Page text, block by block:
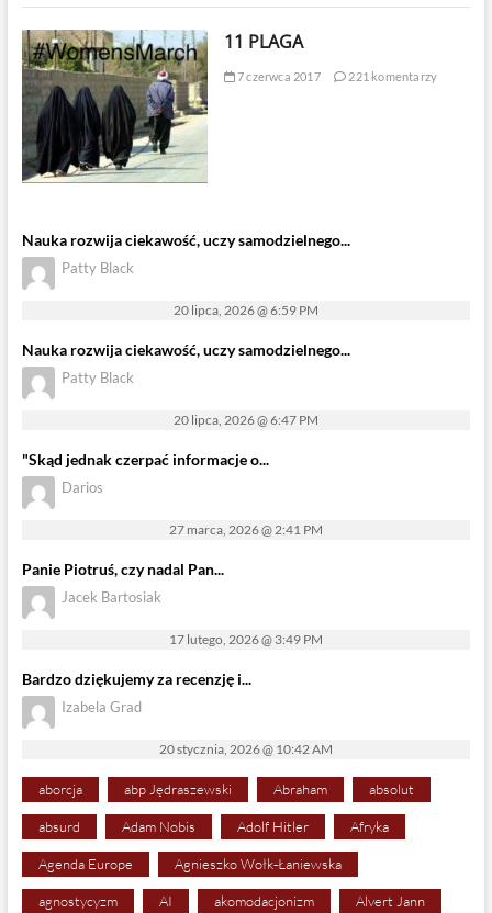
11 PLAGA
7 czerwca 2017 221 komentarzy
Nauka rozwija ciekawość, uczy samodzielnego...
Patty Black
20 lipca, 2026 @ 6:59 PM
Nauka rozwija ciekawość, uczy samodzielnego...
Patty Black
20 lipca, 2026 @ 6:47 PM
"Skąd jednak czerpać informacje o...
Darios
27 marca, 2026 @ 2:41 PM
Panie Piotruś, czy nadal Pan...
Jacek Bartosiak
17 lutego, 2026 @ 3:49 PM
Bardzo dziękujemy za recenzję i...
Izabela Grad
20 stycznia, 2026 @ 10:42 AM
aborcja abp Jędraszewski Abraham absolut
absurd Adam Nobis Adolf Hitler Afryka
Agenda Europe Agnieszko Wołk-Łaniewska
agnostycyzm AI akomodacjonizm Alvert Jann